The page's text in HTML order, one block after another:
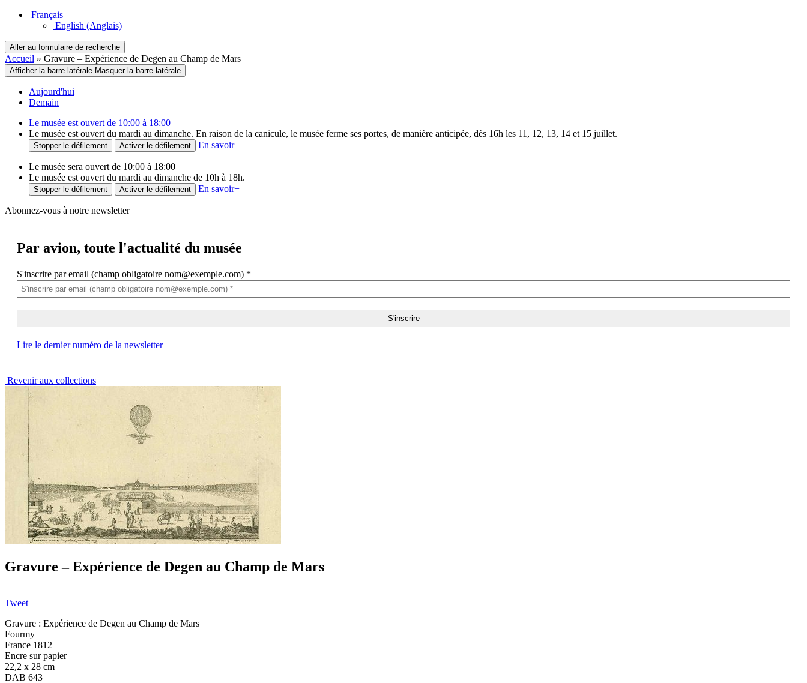
Français
English (Anglais)
Aller au formulaire de recherche
Accueil » Gravure – Expérience de Degen au Champ de Mars
Afficher la barre latérale Masquer la barre latérale
Aujourd'hui
Demain
Le musée est ouvert de 10:00 à 18:00
Le musée est ouvert du mardi au dimanche. En raison de la canicule, le musée ferme ses portes, de manière anticipée, dès 16h les 11, 12, 13, 14 et 15 juillet.
Stopper le défilement Activer le défilement En savoir+
Le musée sera ouvert de 10:00 à 18:00
Le musée est ouvert du mardi au dimanche de 10h à 18h.
Stopper le défilement Activer le défilement En savoir+
Abonnez-vous à notre newsletter
Par avion, toute l'actualité du musée
S'inscrire par email (champ obligatoire nom@exemple.com) *
Lire le dernier numéro de la newsletter
Revenir aux collections
Gravure – Expérience de Degen au Champ de Mars
Tweet
Gravure : Expérience de Degen au Champ de Mars
Fourmy
France 1812
Encre sur papier
22,2 x 28 cm
DAB 643